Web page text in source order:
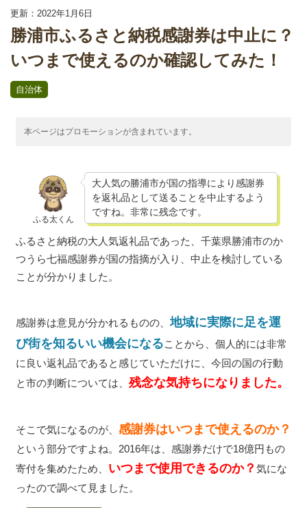
更新：2022年1月6日
勝浦市ふるさと納税感謝券は中止に？
いつまで使えるのか確認してみた！
自治体
本ページはプロモーションが含まれています。
ふる太くん
大人気の勝浦市が国の指導により感謝券
を返礼品として送ることを中止するよう
ですね。非常に残念です。
ふるさと納税の大人気返礼品であった、千葉県勝浦市のか
つうら七福感謝券が国の指摘が入り、中止を検討している
ことが分かりました。
感謝券は意見が分かれるものの、地域に実際に足を運
び街を知るいい機会になることから、個人的には非常
に良い返礼品であると感じていただけに、今回の国の行動
と市の判断については、 残念な気持ちになりました。
そこで気になるのが、 感謝券はいつまで使えるのか？
という部分ですよね。2016年は、感謝券だけで18億円もの
寄付を集めたため、 いつまで使用できるのか？ 気にな
ったので調べて見ました。